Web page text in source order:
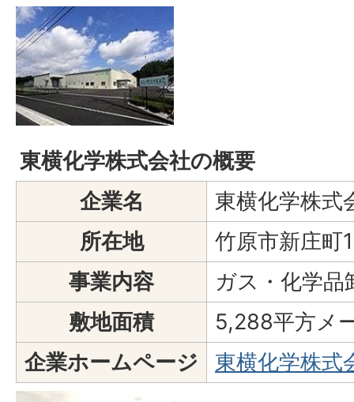
東横化学株式会社の概要
企業名
東横化学株式
所在地
竹原市新庄町
事業内容
ガス・化学品
敷地面積
5,288平方メ
企業ホームページ
東横化学株式